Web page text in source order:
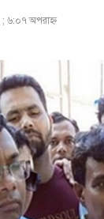
; ৬:০৭ অপরাহ্ণ